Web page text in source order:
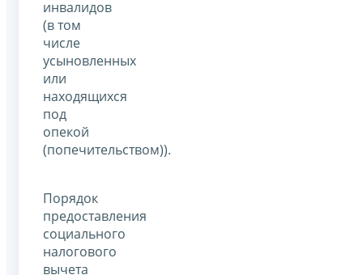
инвалидов
(в том
числе
усыновленных
или
находящихся
под
опекой
(попечительством)).
Порядок
предоставления
социального
налогового
вычета